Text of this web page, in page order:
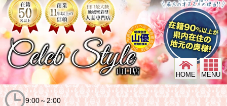
MENU
HOME
9:00～2:00